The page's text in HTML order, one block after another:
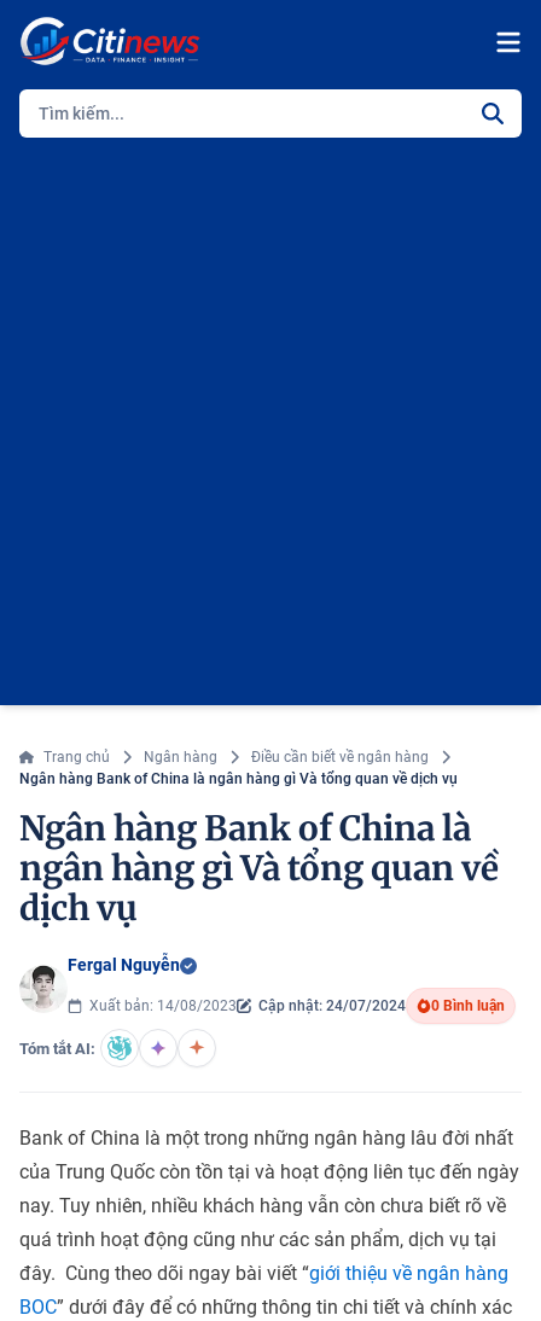
Trang chủ Ngân hàng
Điều cần biết về ngân hàng
Ngân hàng Bank of China là ngân hàng gì Và tổng quan về dịch vụ
Ngân hàng Bank of China là
ngân hàng gì Và tổng quan về
dịch vụ
Fergal Nguyễn
Xuất bản: 14/08/2023 Cập nhật: 24/07/2024 0 Bình luận
Tóm tắt AI:
Bank of China là một trong những ngân hàng lâu đời nhất
của Trung Quốc còn tồn tại và hoạt động liên tục đến ngày
nay. Tuy nhiên, nhiều khách hàng vẫn còn chưa biết rõ về
quá trình hoạt động cũng như các sản phẩm, dịch vụ tại
đây. Cùng theo dõi ngay bài viết “giới thiệu về ngân hàng
BOC” dưới đây để có những thông tin chi tiết và chính xác